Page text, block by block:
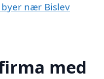
nær Bislev
med